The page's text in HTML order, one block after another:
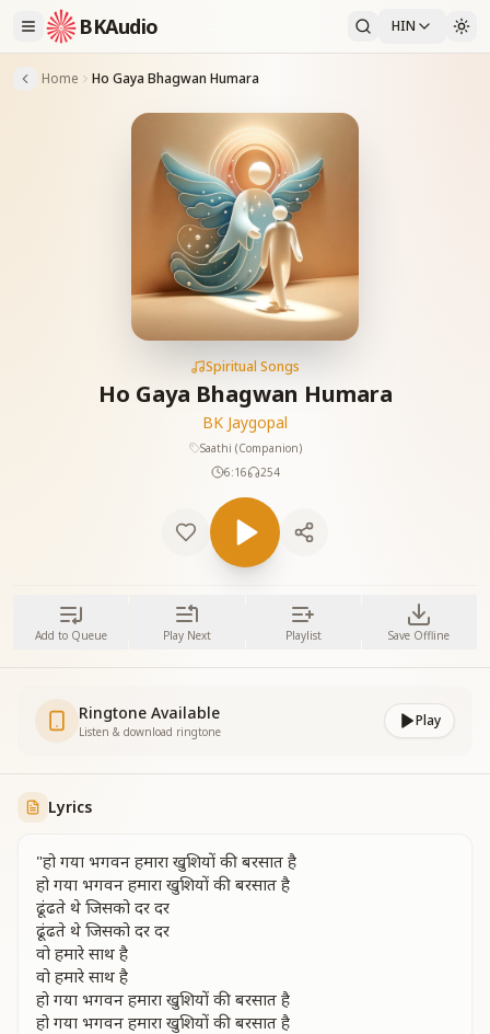
BKAudio HIN
Home Ho Gaya Bhagwan Humara
Spiritual Songs
Ho Gaya Bhagwan Humara
BK Jaygopal
Saathi (Companion)
6:16
254
Add to Queue Play Next Playlist Save Offline
Ringtone Available
Listen & download ringtone
Play
Lyrics
"हो गया भगवन हमारा खुशियों की बरसात है
हो गया भगवन हमारा खुशियों की बरसात है
ढूंढते थे जिसको दर दर
ढूंढते थे जिसको दर दर
वो हमारे साथ है
वो हमारे साथ है
हो गया भगवन हमारा खुशियों की बरसात है
हो गया भगवन हमारा खुशियों की बरसात है